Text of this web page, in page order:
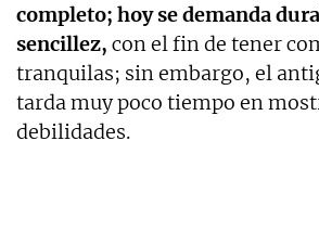
completo; hoy se demanda
sencillez, con el fin de tener
tranquilas; sin embargo, el
tarda muy poco tiempo en
debilidades.